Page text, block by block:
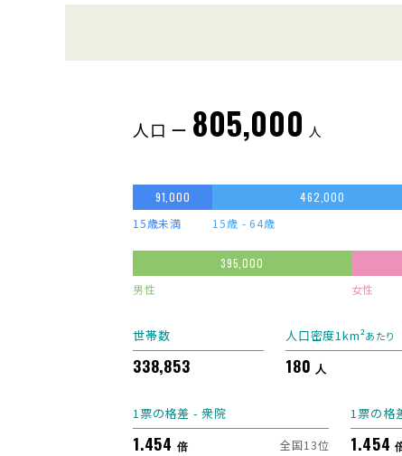
人口 ー 805,000 人
91,000
15歳未満
462,000
15歳 - 64歳
395,000
男性
女性
世帯数
338,853
人口密度1km²あたり
180 人
1票の格差 - 衆院
1.454 倍 全国13位
1票の格
1.454